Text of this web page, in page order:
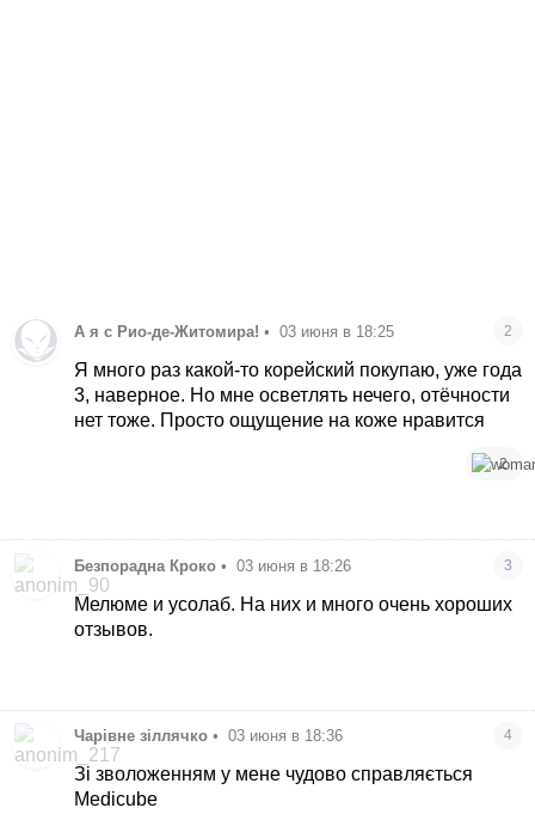
А я с Рио-де-Житомира! • 03 июня в 18:25 2
Я много раз какой-то корейский покупаю, уже года
3, наверное. Но мне осветлять нечего, отёчности
нет тоже. Просто ощущение на коже нравится
2
Безпорадна Кроко • 03 июня в 18:26 3
Мелюме и усолаб. На них и много очень хороших
отзывов.
Чарівне зіллячко • 03 июня в 18:36 4
Зі зволоженням у мене чудово справляється
Medicube